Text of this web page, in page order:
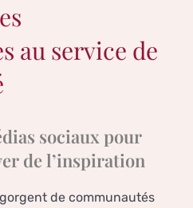
au service de
sociaux pour
de l’inspiration
de communautés